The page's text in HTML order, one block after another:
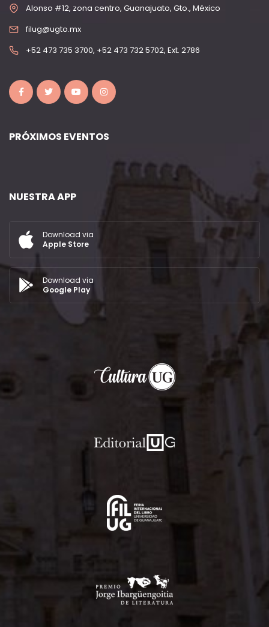
Alonso #12, zona centro, Guanajuato, Gto., México
filug@ugto.mx
+52 473 735 3700, +52 473 732 5702, Ext. 2786
PRÓXIMOS EVENTOS
NUESTRA APP
Download via
Apple Store
Download via
Google Play